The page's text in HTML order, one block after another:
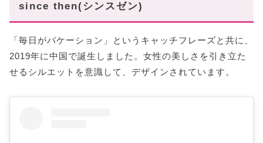
since then(シンスゼン)
「毎日がバケーション」というキャッチフレーズと共に、
2019年に中国で誕生しました。女性の美しさを引き立た
せるシルエットを意識して、デザインされています。